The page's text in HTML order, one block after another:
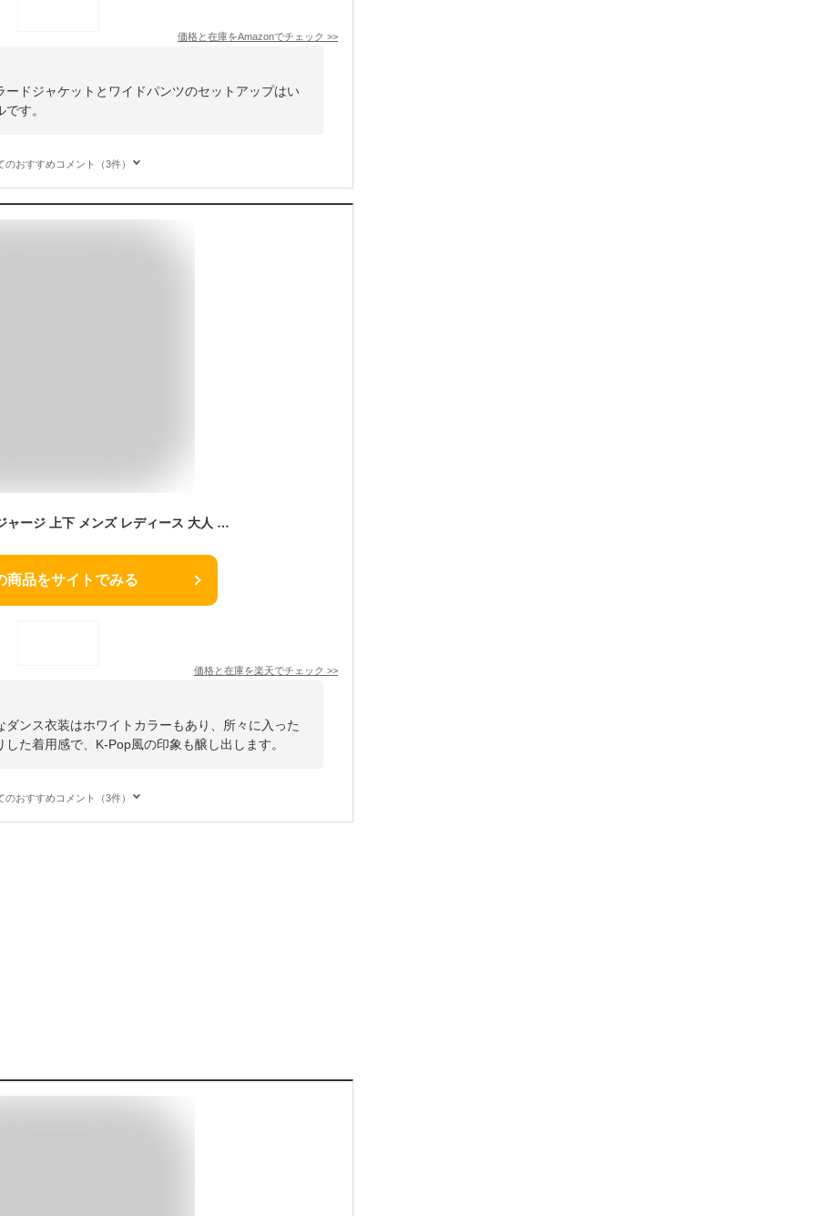
価格と在庫をAmazonでチェック >>
ドジャケットとワイドパンツのセットアップはい
す。
のおすすめコメント（3件）
ウィンドブレーカー ジャージ 上下 メンズ レディース 大人 キッズ キッズダンス衣装 ヒップホップダンス衣装 セットアップ トップス パンツ K-POP 韓国 白 黒 赤 紫 黄色 オレンジ 青 黄緑 蛍光 ピンク 9色
商品をサイトでみる
価格と在庫を楽天でチェック >>
ンス衣装はホワイトカラーもあり、所々に入った
た着用感で、K-Pop風の印象も醸し出します。
のおすすめコメント（3件）